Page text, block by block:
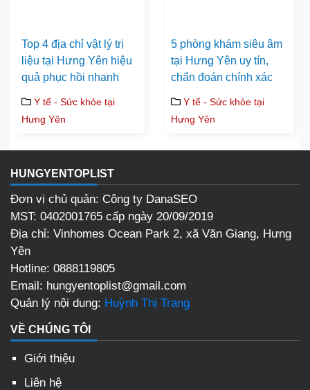
Top 4 địa chỉ vật lý trị
liệu tại Hưng Yên hiệu
quả phục hồi nhanh
Y tế - Sức khỏe tại
Hưng Yên
5 phòng khám siêu âm
tại Hưng Yên uy tín,
chẩn đoán chính xác
Y tế - Sức khỏe tại
Hưng Yên
HUNGYENTOPLIST
Đơn vị chủ quản: Công ty DanaSEO
MST: 0402001765 cấp ngày 20/09/2019
Địa chỉ: Vinhomes Ocean Park 2, xã Văn Giang, Hưng
Yên
Hotline: 0888119805
Email: hungyentoplist@gmail.com
Quản lý nội dung: Huỳnh Thị Trang
VỀ CHÚNG TÔI
Giới thiệu
Liên hệ